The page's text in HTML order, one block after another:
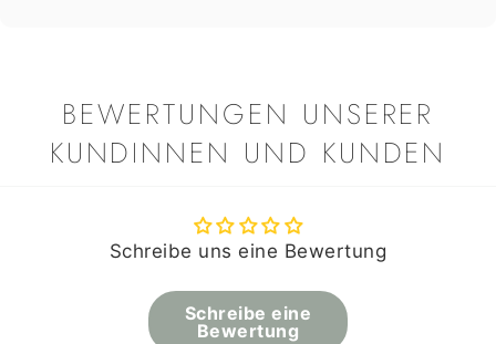
BEWERTUNGEN UNSERER
KUNDINNEN UND KUNDEN
Schreibe uns eine Bewertung
Schreibe eine
Bewertung